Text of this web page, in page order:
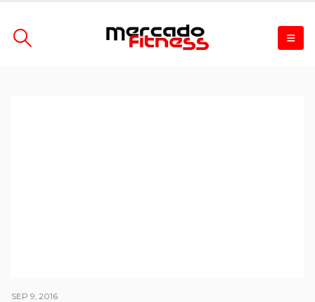
SEP 9, 2016